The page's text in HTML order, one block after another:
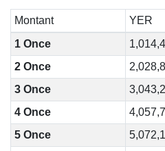
Montant
YER
1 Once
2 Once
3 Once
4 Once
5 Once